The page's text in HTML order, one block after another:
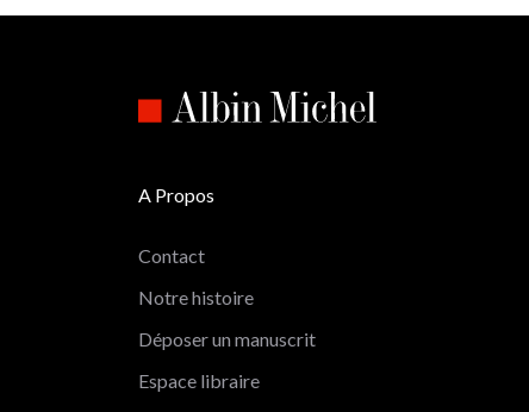
A Propos
Contact
Notre histoire
Déposer un manuscrit
Espace libraire